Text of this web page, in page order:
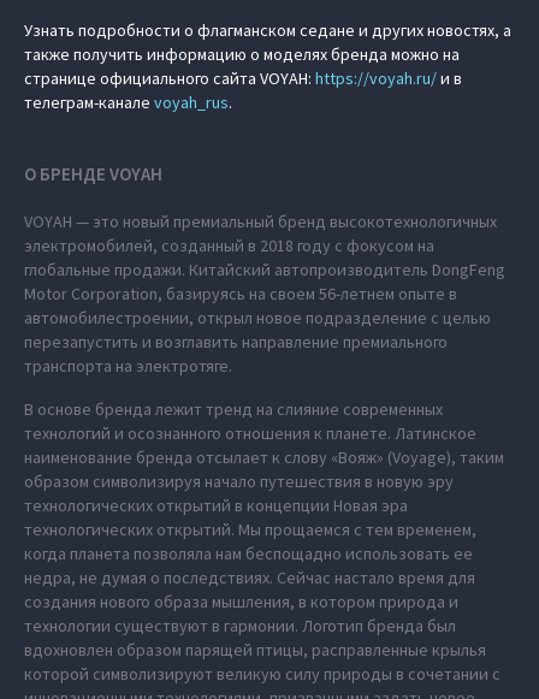
Узнать подробности о флагманском седане и других новостях, а
также получить информацию о моделях бренда можно на
странице официального сайта VOYAH: https://voyah.ru/и в
телеграм-канале voyah_rus.
О БРЕНДЕ VOYAH
VOYAH — это новый премиальный бренд высокотехнологичных
электромобилей, созданный в 2018 году с фокусом на
глобальные продажи. Китайский автопроизводитель DongFeng
Motor Corporation, базируясь на своем 56-летнем опыте в
автомобилестроении, открыл новое подразделение с целью
перезапустить и возглавить направление премиального
транспорта на электротяге.
В основе бренда лежит тренд на слияние современных
технологий и осознанного отношения к планете. Латинское
наименование бренда отсылает к слову «Вояж» (Voyage), таким
образом символизируя начало путешествия в новую эру
технологических открытий в концепции Новая эра
технологических открытий. Мы прощаемся с тем временем,
когда планета позволяла нам беспощадно использовать ее
недра, не думая о последствиях. Сейчас настало время для
создания нового образа мышления, в котором природа и
технологии существуют в гармонии. Логотип бренда был
вдохновлен образом парящей птицы, расправленные крылья
которой символизируют великую силу природы в сочетании с